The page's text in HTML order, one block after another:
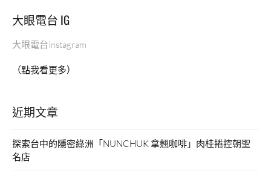
大眼電台 IG
大眼電台Instagram
（點我看更多）
近期文章
探索台中的隱密綠洲「NUNCHUK 拿翹咖啡」肉桂捲控朝聖
名店